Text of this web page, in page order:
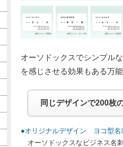
オーソドックスでシンプル
を感じさせる効果もある万
同じデザインで200枚
●オリジナルデザイン ヨコ型名
オーソドックスなビジネス名